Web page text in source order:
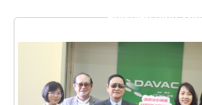
THƯ VIỆN HÌNH ẢNH